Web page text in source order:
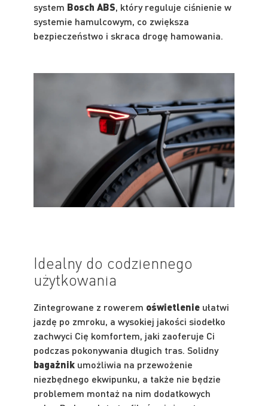
system Bosch ABS, który reguluje ciśnienie w
systemie hamulcowym, co zwiększa
bezpieczeństwo i skraca drogę hamowania.
Idealny do codziennego
użytkowania
Zintegrowane z rowerem oświetlenie ułatwi
jazdę po zmroku, a wysokiej jakości siodełko
zachwyci Cię komfortem, jaki zaoferuje Ci
podczas pokonywania długich tras. Solidny
bagażnik umożliwia na przewożenie
niezbędnego ekwipunku, a także nie będzie
problemem montaż na nim dodatkowych